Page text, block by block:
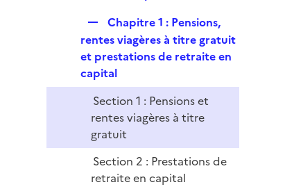
r
l
i
e
r
e
p
l
i
e
r
Chapitre 1 : Pensions,
rentes viagères à titre gratuit
et prestations de retraite en
capital
Section 1 : Pensions et
rentes viagères à titre
gratuit
Section 2 : Prestations de
retraite en capital